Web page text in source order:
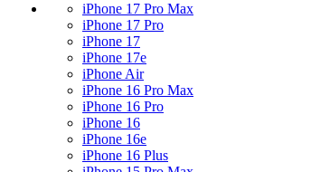
iPhone 17 Pro Max
iPhone 17 Pro
iPhone 17
iPhone 17e
iPhone Air
iPhone 16 Pro Max
iPhone 16 Pro
iPhone 16
iPhone 16e
iPhone 16 Plus